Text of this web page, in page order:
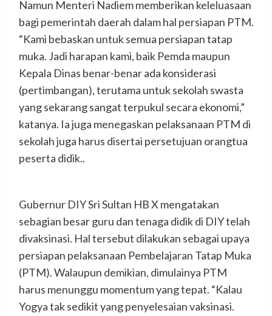
Namun Menteri Nadiem memberikan keleluasaan
bagi pemerintah daerah dalam hal persiapan PTM.
“Kami bebaskan untuk semua persiapan tatap
muka. Jadi harapan kami, baik Pemda maupun
Kepala Dinas benar-benar ada konsiderasi
(pertimbangan), terutama untuk sekolah swasta
yang sekarang sangat terpukul secara ekonomi,”
katanya. Ia juga menegaskan pelaksanaan PTM di
sekolah juga harus disertai persetujuan orangtua
peserta didik..
Gubernur DIY Sri Sultan HB X mengatakan
sebagian besar guru dan tenaga didik di DIY telah
divaksinasi. Hal tersebut dilakukan sebagai upaya
persiapan pelaksanaan Pembelajaran Tatap Muka
(PTM). Walaupun demikian, dimulainya PTM
harus menunggu momentum yang tepat. “Kalau
Yogya tak sedikit yang penyelesaian vaksinasi.